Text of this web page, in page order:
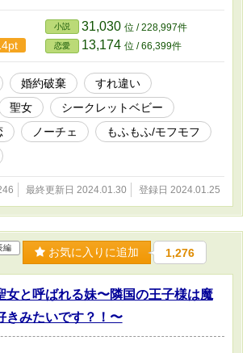
はなんと、隣国オルレアンの皇弟、エクトル
とオーウェンはミアの夫、アデリーナはオーウェ
しな状況に。 しかし聖女を求めるオルレアン皇
ナはエクトルと契約結婚をすることに。 未来
ルは、アデリーナに助けられ、彼女との未来を
い頃からアデリーナの側にいたオーウェンは、
うで。 アデリーナの本当に大切なものは何な
×拗らせ従者×訳アリ皇弟のトライアングルラ
はございませんが、きわどい表現がございま
みくださいませ。
小説 31,030 位 / 228,997件
恋愛 13,174 位 / 66,399件
婚約破棄
すれ違い
聖女
シークレットベビー
ノーチェ
もふもふ/モフモフ
最終更新日 2024.01.30 登録日 2024.01.25
編 お気に入りに追加 1,276
女と呼ばれる妹〜隣国の王子様は魔
きみたいです？！〜